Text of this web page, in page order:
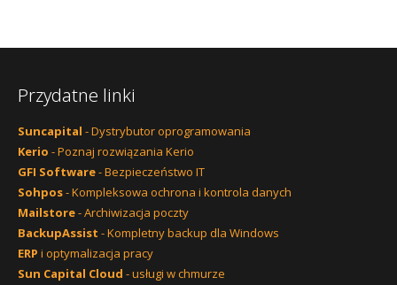
Przydatne linki
Suncapital - Dystrybutor oprogramowania
Kerio - Poznaj rozwiązania Kerio
GFI Software- Bezpieczeństwo IT
Sohpos- Kompleksowa ochrona i kontrola danych
Mailstore- Archiwizacja poczty
BackupAssist - Kompletny backup dla Windows
ERP i optymalizacja pracy
Sun Capital Cloud - usługi w chmurze